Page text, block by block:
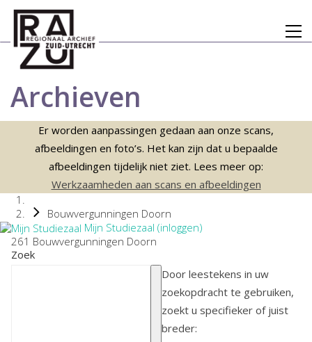
Archieven
Er worden aanpassingen gedaan aan onze scans,
afbeeldingen en foto’s. Het kan zijn dat u bepaalde
afbeeldingen tijdelijk niet ziet. Lees meer op:
Werkzaamheden aan scans en afbeeldingen
Bouwvergunningen Doorn
Mijn Studiezaal (inloggen)
261 Bouwvergunningen Doorn
Zoek
Door leestekens in uw
zoekopdracht te gebruiken,
zoekt u specifieker of juist
breder: